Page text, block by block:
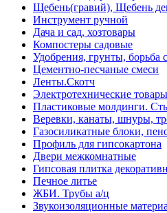
Щебень(гравий), Щебень
Инструмент ручной
Дача и сад, хозтовары
Компостеры садовые
Удобрения, грунты, борьба
Цементно-песчаные смеси
Ленты.Скотч
Электротехнические товары
Пластиковые молдинги.
Веревки, канаты, шнуры,
Газосиликатные блоки,
Профиль для гипсокартона
Двери межкомнатные
Гипсовая плитка
Печное литье
ЖБИ. Трубы а/ц
Звукоизоляционные